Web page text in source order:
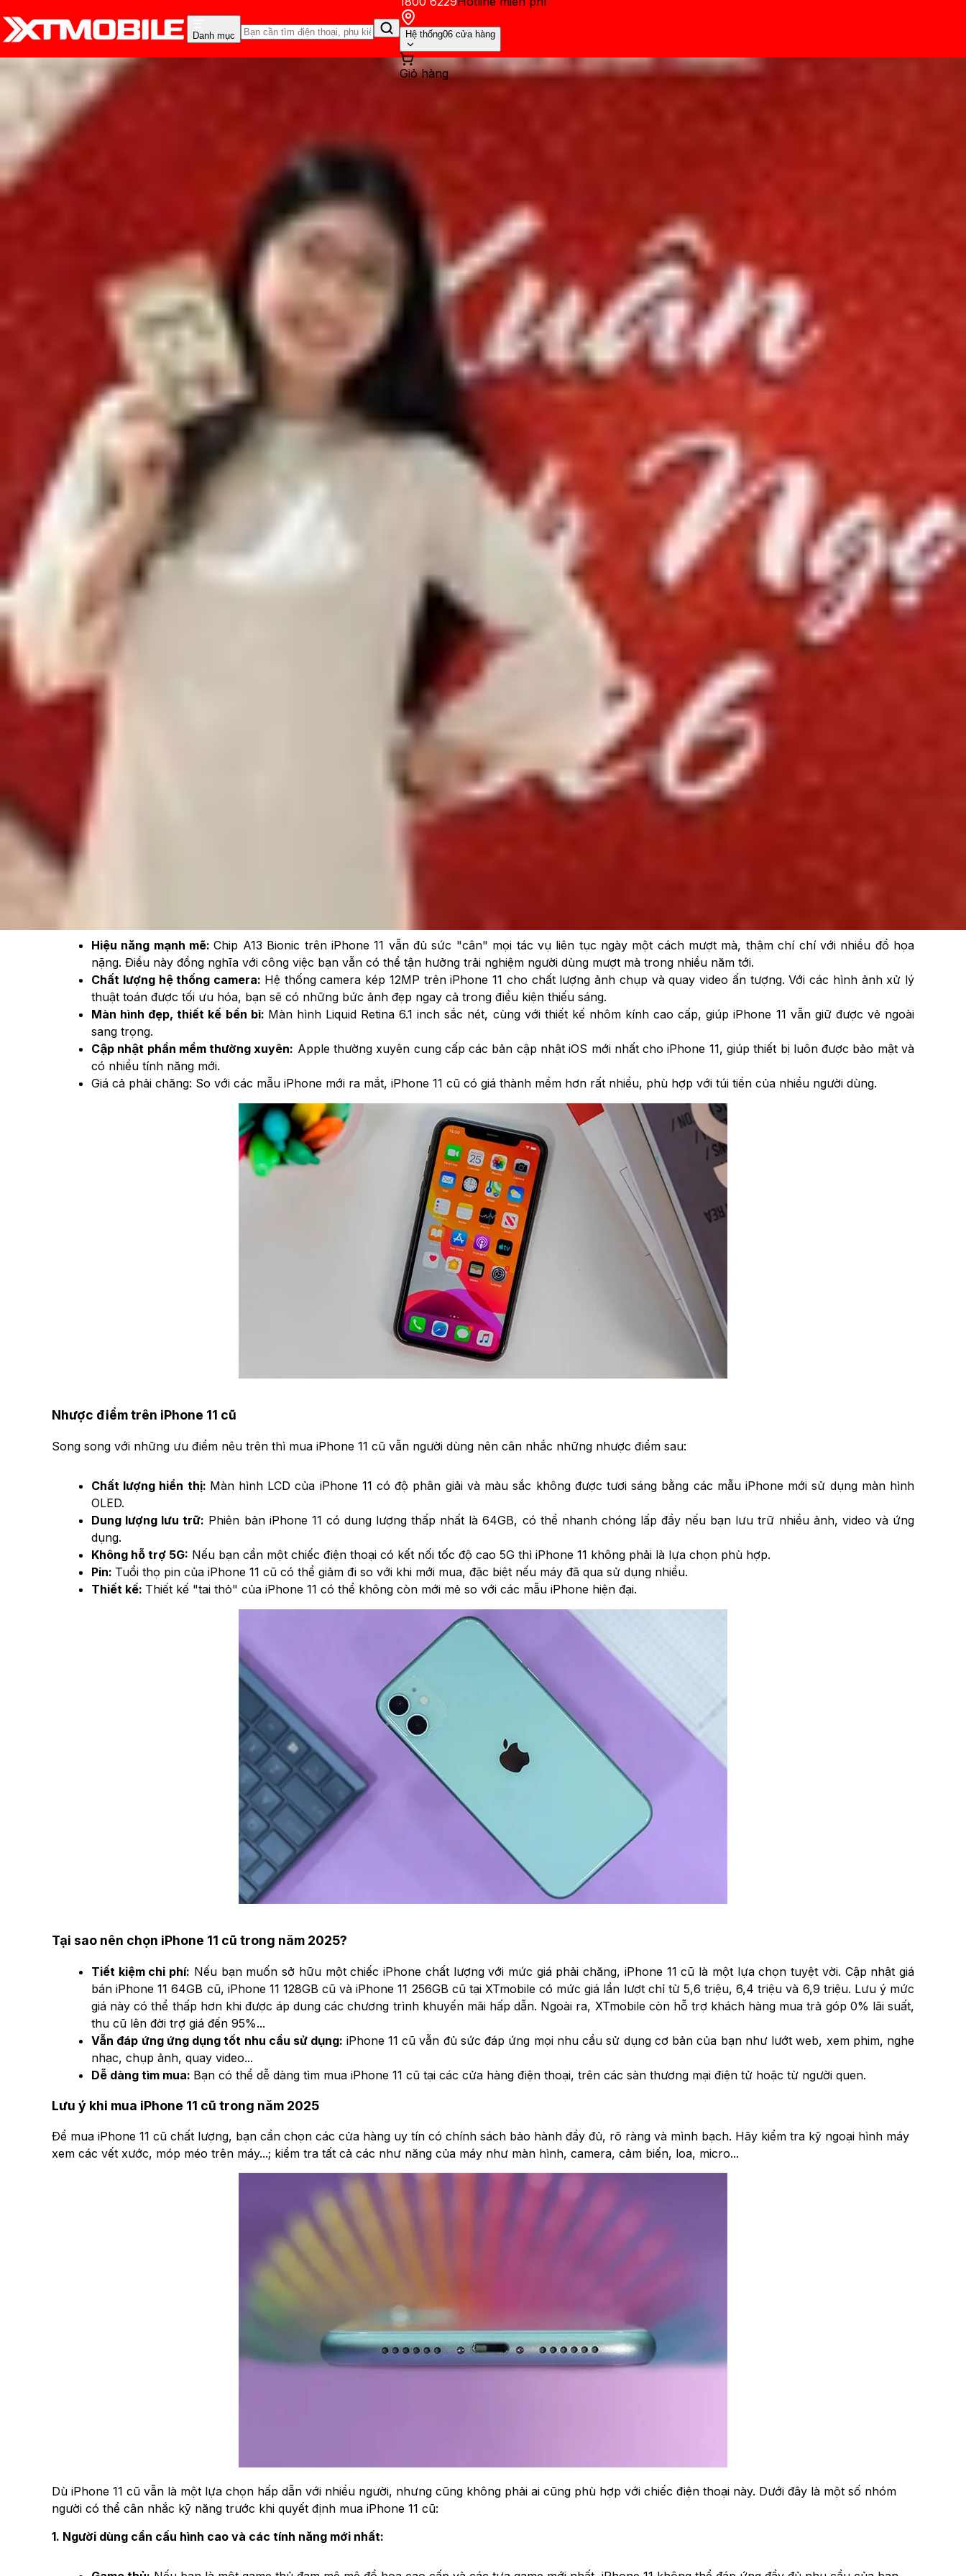
Danh mục Hệ thống06 cửa hàng
Giỏ hàng
Tư vấn
Tin Mới
Khuyến mãiThủ thuật
Vì sao iPhone 11 cũ vẫn được quan tâm trong năm 2025?
12/01/2025
Cập nhật:12/01/2025
Theo dõi XTMobile trên
Xem nhanh
iPhone 11 cũ liệu có đáp ứng tốt nhu cầu trong năm 2025?
iPhone 11 cũ liệu có đáp ứng tốt nhu cầu trong năm 2025?
Đến thời điểm hiện tại, tại XTmobile nhiều khách hàng vẫn chọn mua những sản phẩm đã ra mắt khá lâu như
hot cho đến thời điểm hiện tại, liệu đây có phải là quyết định đúng đắn?
Hiệu năng mạnh mẽ:Chip A13 Bionic trên iPhone 11 vẫn đủ sức "cân" mọi tác vụ liên tục ngày một cách mượt mà, thậm chí chí với nhiều đồ họa
nặng. Điều này đồng nghĩa với công việc bạn vẫn có thể tận hưởng trải nghiệm người dùng mượt mà trong nhiều năm tới.
Chất lượng hệ thống camera: Hệ thống camera kép 12MP trên iPhone 11 cho chất lượng ảnh chụp và quay video ấn tượng. Với các hình ảnh xử lý
thuật toán được tối ưu hóa, bạn sẽ có những bức ảnh đẹp ngay cả trong điều kiện thiếu sáng.
Màn hình đẹp, thiết kế bền bỉ: Màn hình Liquid Retina 6.1 inch sắc nét, cùng với thiết kế nhôm kính cao cấp, giúp iPhone 11 vẫn giữ được vẻ ngoài
sang trọng.
Cập nhật phần mềm thường xuyên: Apple thường xuyên cung cấp các bản cập nhật iOS mới nhất cho iPhone 11, giúp thiết bị luôn được bảo mật và
có nhiều tính năng mới.
Giá cả phải chăng: So với các mẫu iPhone mới ra mắt, iPhone 11 cũ có giá thành mềm hơn rất nhiều, phù hợp với túi tiền của nhiều người dùng.
Nhược điểm trên iPhone 11 cũ
Song song với những ưu điểm nêu trên thì mua iPhone 11 cũ vẫn người dùng nên cân nhắc những nhược điểm sau:
Chất lượng hiển thị: Màn hình LCD của iPhone 11 có độ phân giải và màu sắc không được tươi sáng bằng các mẫu iPhone mới sử dụng màn hình
OLED.
Dung lượng lưu trữ: Phiên bản iPhone 11 có dung lượng thấp nhất là 64GB, có thể nhanh chóng lấp đầy nếu bạn lưu trữ nhiều ảnh, video và ứng
dụng.
Không hỗ trợ 5G: Nếu bạn cần một chiếc điện thoại có kết nối tốc độ cao 5G thì iPhone 11 không phải là lựa chọn phù hợp.
Pin: Tuổi thọ pin của iPhone 11 cũ có thể giảm đi so với khi mới mua, đặc biệt nếu máy đã qua sử dụng nhiều.
Thiết kế: Thiết kế "tai thỏ" của iPhone 11 có thể không còn mới mẻ so với các mẫu iPhone hiện đại.
Tại sao nên chọn iPhone 11 cũ trong năm 2025?
Tiết kiệm chi phí: Nếu bạn muốn sở hữu một chiếc iPhone chất lượng với mức giá phải chăng, iPhone 11 cũ là một lựa chọn tuyệt vời. Cập nhật giá
bán iPhone 11 64GB cũ, iPhone 11 128GB cũ và iPhone 11 256GB cũ tại XTmobile có mức giá lần lượt chỉ từ 5,6 triệu, 6,4 triệu và 6,9 triệu. Lưu ý mức
giá này có thể thấp hơn khi được áp dung các chương trình khuyến mãi hấp dẫn. Ngoài ra, XTmobile còn hỗ trợ khách hàng mua trả góp 0% lãi suất,
thu cũ lên đời trợ giá đến 95%...
Vẫn đáp ứng ứng dụng tốt nhu cầu sử dụng: iPhone 11 cũ vẫn đủ sức đáp ứng mọi nhu cầu sử dụng cơ bản của bạn như lướt web, xem phim, nghe
nhạc, chụp ảnh, quay video...
Dễ dàng tìm mua: Bạn có thể dễ dàng tìm mua iPhone 11 cũ tại các cửa hàng điện thoại, trên các sàn thương mại điện tử hoặc từ người quen.
Lưu ý khi mua iPhone 11 cũ trong năm 2025
Để mua iPhone 11 cũ chất lượng, bạn cần chọn các cửa hàng uy tín có chính sách bảo hành đầy đủ, rõ ràng và mình bạch. Hãy kiểm tra kỹ ngoại hình máy
xem các vết xước, móp méo trên máy...; kiểm tra tất cả các như năng của máy như màn hình, camera, cảm biến, loa, micro...
Dù iPhone 11 cũ vẫn là một lựa chọn hấp dẫn với nhiều người, nhưng cũng không phải ai cũng phù hợp với chiếc điện thoại này. Dưới đây là một số nhóm
người có thể cân nhắc kỹ năng trước khi quyết định mua iPhone 11 cũ:
1. Người dùng cần cấu hình cao và các tính năng mới nhất: